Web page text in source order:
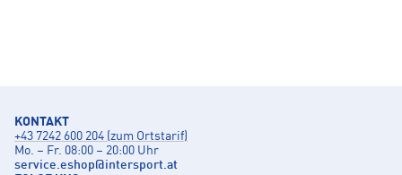
KONTAKT
+43 7242 600 204 (zum Ortstarif)
Mo. – Fr. 08:00 – 20:00 Uhr
service.eshop@intersport.at